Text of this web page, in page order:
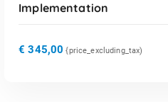
Implementation
€ 345,00 {price_excluding_tax)